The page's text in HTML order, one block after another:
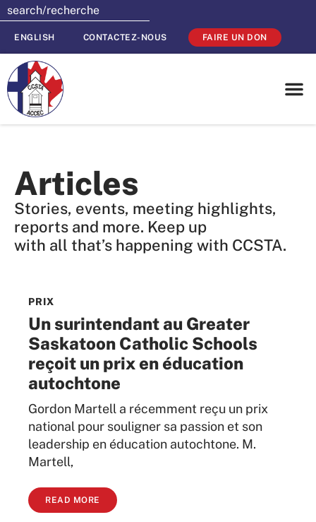
ENGLISH CONTACTEZ-NOUS FAIRE UN DON
Articles
Stories, events, meeting highlights,
reports and more. Keep up
with all that’s happening with CCSTA.
PRIX
Un surintendant au Greater
Saskatoon Catholic Schools
reçoit un prix en éducation
autochtone
Gordon Martell a récemment reçu un prix
national pour souligner sa passion et son
leadership en éducation autochtone. M.
Martell,
READ MORE